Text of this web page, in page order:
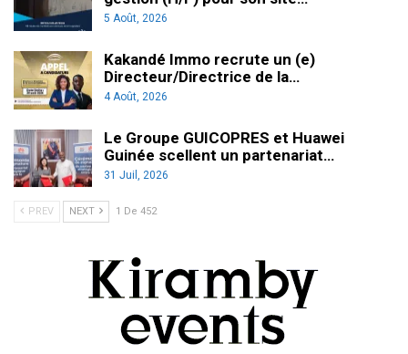
5 Août, 2026
Kakandé Immo recrute un (e)
Directeur/Directrice de la…
4 Août, 2026
Le Groupe GUICOPRES et Huawei
Guinée scellent un partenariat…
31 Juil, 2026
PREV NEXT 1 De 452